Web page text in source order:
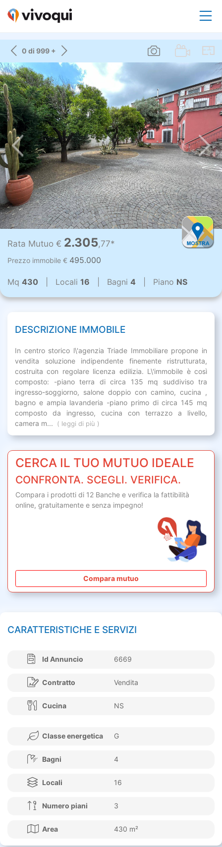
0 di 999 +
Rata Mutuo € 2.305,77*
Prezzo immobile € 495.000
Mq 430 | Locali 16 | Bagni 4 | Piano NS
DESCRIZIONE IMMOBILE
In centro storico l\'agenzia Triade Immobiliare propone in
vendita soluzione indipendente finemente ristrutturata,
costruita con regolare licenza edilizia. L\'immobile è così
composto: -piano terra di circa 135 mq suddiviso tra
ingresso-soggiorno, salone doppio con camino, cucina ,
bagno e ampia lavanderia -piano primo di circa 145 mq
composto da ingresso, cucina con terrazzo a livello,
camera m...
( leggi di più )
CERCA IL TUO MUTUO IDEALE
CONFRONTA. SCEGLI. VERIFICA.
Compara i prodotti di 12 Banche e verifica la fattibilità
online, gratuitamente e senza impegno!
Compara mutuo
CARATTERISTICHE E SERVIZI
Id Annuncio 6669
Contratto Vendita
Cucina NS
Classe energetica G
Bagni 4
Locali 16
Numero piani 3
Area 430 m²